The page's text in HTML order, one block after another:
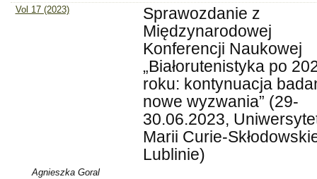
Vol 17 (2023)
Sprawozdanie z
Międzynarodowej
Konferencji Naukowej
„Białorutenistyka po
roku: kontynuacja
nowe wyzwania” (29-
30.06.2023,
Marii Curie-
Lublinie)
Agnieszka Goral